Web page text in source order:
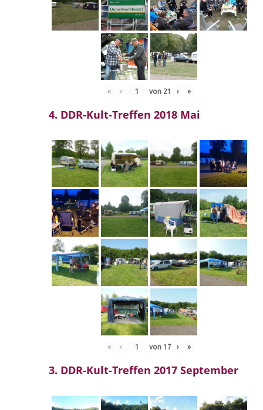
« ‹ von 21 › »
4. DDR-Kult-Treffen 2018 Mai
« ‹ von 17 › »
3. DDR-Kult-Treffen 2017 September